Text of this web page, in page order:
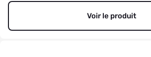
Voir le produit